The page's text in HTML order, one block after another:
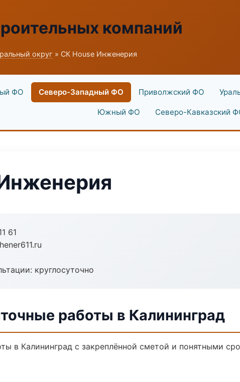
компаний
округ » СК House Инженерия
ФО Северо-Западный ФО Приволжский ФО
Южный ФО Северо-Кавказский
61
круглосуточно
работы в Калининград
в Калининград с закреплённой сметой и понятными